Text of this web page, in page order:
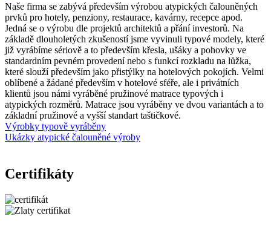
Naše firma se zabývá především výrobou atypických čalouněných
prvků pro hotely, penziony, restaurace, kavárny, recepce apod.
Jedná se o výrobu dle projektů architektů a přání investorů. Na
základě dlouholetých zkušeností jsme vyvinuli typové modely, které
již vyrábíme sériově a to především křesla, ušáky a pohovky ve
standardním pevném provedení nebo s funkcí rozkladu na lůžka,
které slouží především jako přistýlky na hotelových pokojích. Velmi
oblíbené a žádané především v hotelové sféře, ale i privátních
klientů jsou námi vyráběné pružinové matrace typových i
atypických rozměrů. Matrace jsou vyráběny ve dvou variantách a to
základní pružinové a vyšší standart taštičkové.
Výrobky typově vyráběny
Ukázky atypické čalouněné výroby
Certifikáty